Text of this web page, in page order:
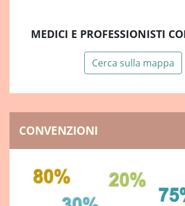
MEDICI E PROFESSIONISTI
Cerca sulla mappa
CONVENZIONI